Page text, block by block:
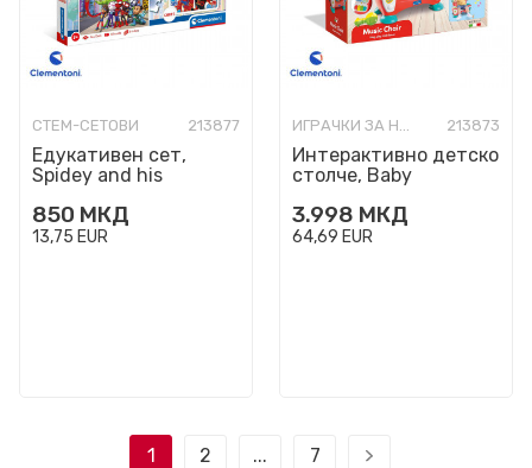
СТЕМ-СЕТОВИ 213877
Едукативен сет,
Spidey and his
Edukit 4-in-1 Puzzles
& Games
850 МКД
13,75 EUR
ИГРАЧКИ ЗА НАЈМАЛИ 213873
Интерактивно детско
столче, Baby
Chair
3.998 МКД
64,69 EUR
1 2 ... 7